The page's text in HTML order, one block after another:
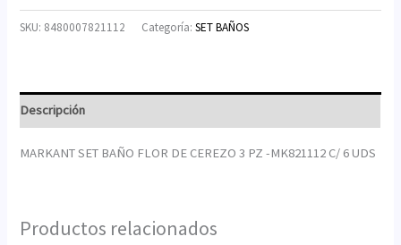
SKU: 8480007821112 Categoría:SET BAÑOS
Descripción
MARKANT SET BAÑO FLOR DE CEREZO 3 PZ -MK821112 C/ 6 UDS
Productos relacionados